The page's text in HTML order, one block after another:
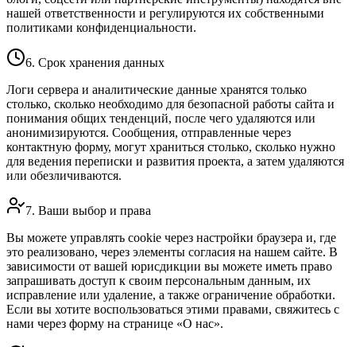
нашей ответственности и регулируются их собственными
политиками конфиденциальности.
6. Срок хранения данных
Логи сервера и аналитические данные хранятся только
столько, сколько необходимо для безопасной работы сайта и
понимания общих тенденций, после чего удаляются или
анонимизируются. Сообщения, отправленные через
контактную форму, могут храниться столько, сколько нужно
для ведения переписки и развития проекта, а затем удаляются
или обезличиваются.
7. Ваши выбор и права
Вы можете управлять cookie через настройки браузера и, где
это реализовано, через элементы согласия на нашем сайте. В
зависимости от вашей юрисдикции вы можете иметь право
запрашивать доступ к своим персональным данным, их
исправление или удаление, а также ограничение обработки.
Если вы хотите воспользоваться этими правами, свяжитесь с
нами через форму на странице «О нас».